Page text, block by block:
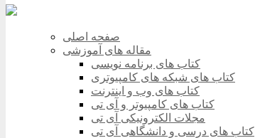
صفحه اصلی
مقاله های آموزشی
کتاب های برنامه نویسی
کتاب های شبکه های کامپیوتری
کتاب های وب و اینترنت
کتاب های کامپیوتر و آی تی
مجلات الکترونیکی آی تی
کتاب های درسی و دانشگاهی آی تی